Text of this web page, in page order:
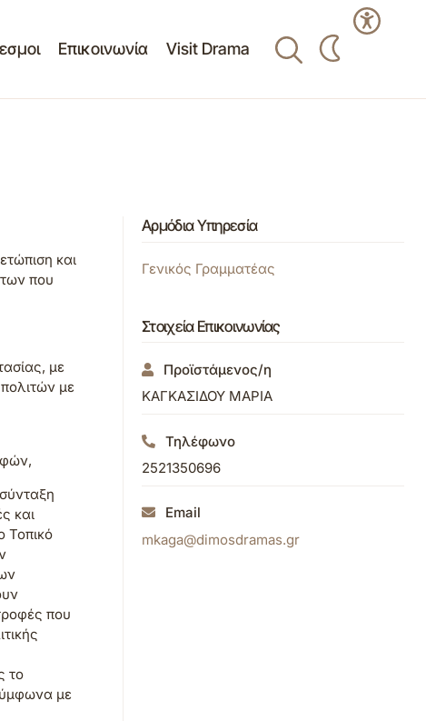
Επικοινωνία Visit Drama
και
που
με
με
και
Τοπικό
που
το
με
Αρμόδια Υπηρεσία
Γενικός Γραμματέας
Στοιχεία Επικοινωνίας
Προϊστάμενος/η
ΚΑΓΚΑΣΙΔΟΥ ΜΑΡΙΑ
Τηλέφωνο
2521350696
Email
mkaga@dimosdramas.gr